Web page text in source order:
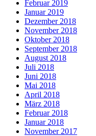
Februar 2019
Januar 2019
Dezember 2018
November 2018
Oktober 2018
September 2018
August 2018
Juli 2018
Juni 2018
Mai 2018
April 2018
März 2018
Februar 2018
Januar 2018
November 2017